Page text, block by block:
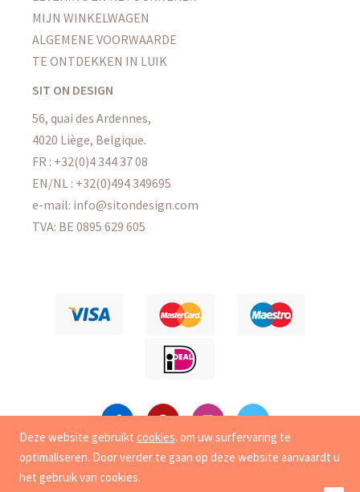
MIJN WINKELWAGEN
ALGEMENE VOORWAARDE
TE ONTDEKKEN IN LUIK
SIT ON DESIGN
56, quai des Ardennes,
4020 Liège, Belgique.
FR : +32(0)4 344 37 08
EN/NL : +32(0)494 349695
e-mail: info@sitondesign.com
TVA: BE 0895 629 605
Copyright
© 2015-2026 Sit On Design. Alle rechten
Deze website gebruikt cookies. om uw surfervaring te
optimaliseren. Door verder te gaan op deze website aanvaardt u
het gebruik van cookies.